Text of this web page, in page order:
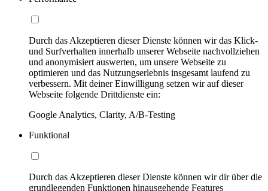
Durch das Akzeptieren dieser Dienste können wir das Klick-
und Surfverhalten innerhalb unserer Webseite nachvollziehen
und anonymisiert auswerten, um unsere Webseite zu
optimieren und das Nutzungserlebnis insgesamt laufend zu
verbessern. Mit deiner Einwilligung setzen wir auf dieser
Webseite folgende Drittdienste ein:
Google Analytics, Clarity, A/B-Testing
Funktional
Durch das Akzeptieren dieser Dienste können wir dir über die
grundlegenden Funktionen hinausgehende Features